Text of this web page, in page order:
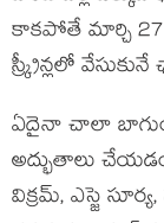
కాకపోతే మార్చి 27
స్క్రీన్లలో
ఏదైనా చాలా
అద్భుతాలు
విక్రమ్, ఎస్జె